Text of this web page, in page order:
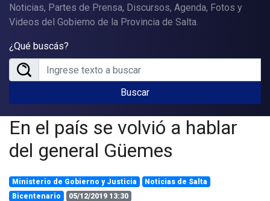
Noticias, Partes de Prensa, Discursos, Agenda, Fotos y
Videos del Gobierno de la Provincia de Salta.
¿Qué buscás?
Buscar
En el país se volvió a hablar
del general Güemes
Ministerio de Gobierno y Justicia
Noticias de Salta
Bicentenario
05/12/2019 13:30